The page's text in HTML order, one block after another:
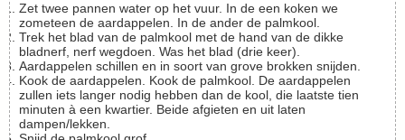
Zet twee pannen water op het vuur. In de een koken we
zometeen de aardappelen. In de ander de palmkool.
Trek het blad van de palmkool met de hand van de dikke
bladnerf, nerf wegdoen. Was het blad (drie keer).
Aardappelen schillen en in soort van grove brokken snijden.
Kook de aardappelen. Kook de palmkool. De aardappelen
zullen iets langer nodig hebben dan de kool, die laatste tien
minuten à een kwartier. Beide afgieten en uit laten
dampen/lekken.